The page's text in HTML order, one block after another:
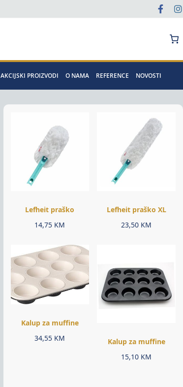
AKCIJSKI PROIZVODI O NAMA REFERENCE NOVOSTI
Lefheit praško
14,75 KM
Lefheit praško XL
23,50 KM
Kalup za muffine
34,55 KM
Kalup za muffine
15,10 KM